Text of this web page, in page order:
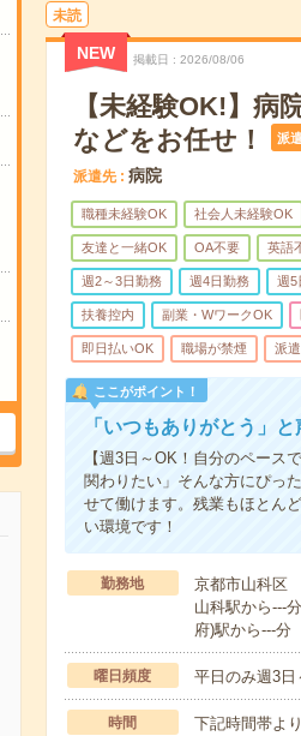
未読
NEW 掲載日 2026/08/06
【未経験OK!】病
などをお任せ！
派
派遣先 病院
職種未経験OK 社会人未経験OK
友達と一緒OK OA不要 英語
週2～3日勤務 週4日勤務 週5
扶養控内 副業・WワークOK
即日払いOK 職場が禁煙 派
ここがポイント！
「いつもありがとう」
【週3日～OK！自分のペース
関わりたい」そんな方にぴっ
せて働けます。残業もほとん
い環境です！
勤務地
京都市山科区
山科駅から---
府)駅から---分
曜日頻度 平日のみ週3日
時間
下記時間帯よ